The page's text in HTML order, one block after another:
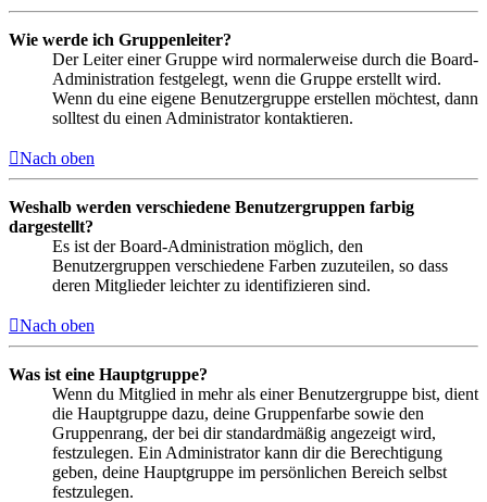
Wie werde ich Gruppenleiter?
Der Leiter einer Gruppe wird normalerweise durch die Board-
Administration festgelegt, wenn die Gruppe erstellt wird.
Wenn du eine eigene Benutzergruppe erstellen möchtest, dann
solltest du einen Administrator kontaktieren.
Nach oben
Weshalb werden verschiedene Benutzergruppen farbig
dargestellt?
Es ist der Board-Administration möglich, den
Benutzergruppen verschiedene Farben zuzuteilen, so dass
deren Mitglieder leichter zu identifizieren sind.
Nach oben
Was ist eine Hauptgruppe?
Wenn du Mitglied in mehr als einer Benutzergruppe bist, dient
die Hauptgruppe dazu, deine Gruppenfarbe sowie den
Gruppenrang, der bei dir standardmäßig angezeigt wird,
festzulegen. Ein Administrator kann dir die Berechtigung
geben, deine Hauptgruppe im persönlichen Bereich selbst
festzulegen.